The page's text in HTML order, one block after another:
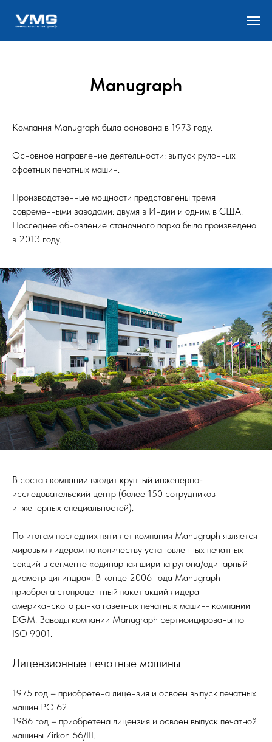
Manugraph
Компания Manugraph была основана в 1973 году.
Основное направление деятельности: выпуск рулонных
офсетных печатных машин.
Производственные мощности представлены тремя
современными заводами: двумя в Индии и одним в США.
Последнее обновление станочного парка было произведено
в 2013 году.
В состав компании входит крупный инженерно-
исследовательский центр (более 150 сотрудников
инженерных специальностей).
По итогам последних пяти лет компания Manugraph является
мировым лидером по количеству установленных печатных
секций в сегменте «одинарная ширина рулона/одинарный
диаметр цилиндра». В конце 2006 года Manugraph
приобрела стопроцентный пакет акций лидера
американского рынка газетных печатных машин- компании
DGM. Заводы компании Manugraph сертифицированы по
ISO 9001.
Лицензионные печатные машины
1975 год – приобретена лицензия и освоен выпуск печатных
машин РО 62
1986 год – приобретена лицензия и освоен выпуск печатной
машины Zirkon 66/III.